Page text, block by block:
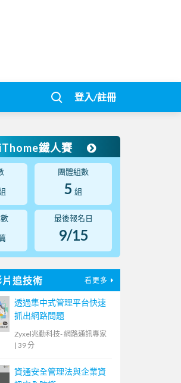
登入/註冊
iThome鐵人賽
團體組數
5 組
最後報名日
9/15
片追技術 看更多
透過集中式管理平台快速
抓出網路問題
Zyxel兆勤科技- 網路通訊專家
| 39 分
資通安全管理法與企業資